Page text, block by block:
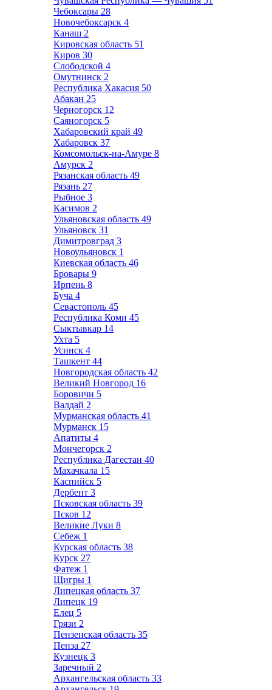
Чебоксары 28
Новочебоксарск 4
Канаш 2
Кировская область 51
Киров 30
Слободской 4
Омутнинск 2
Республика Хакасия 50
Абакан 25
Черногорск 12
Саяногорск 5
Хабаровский край 49
Хабаровск 37
Комсомольск-на-Амуре 8
Амурск 2
Рязанская область 49
Рязань 27
Рыбное 3
Касимов 2
Ульяновская область 49
Ульяновск 31
Димитровград 3
Новоульяновск 1
Киевская область 46
Бровары 9
Ирпень 8
Буча 4
Севастополь 45
Республика Коми 45
Сыктывкар 14
Ухта 5
Усинск 4
Ташкент 44
Новгородская область 42
Великий Новгород 16
Боровичи 5
Валдай 2
Мурманская область 41
Мурманск 15
Апатиты 4
Мончегорск 2
Республика Дагестан 40
Махачкала 15
Каспийск 5
Дербент 3
Псковская область 39
Псков 12
Великие Луки 8
Себеж 1
Курская область 38
Курск 27
Фатеж 1
Щигры 1
Липецкая область 37
Липецк 19
Елец 5
Грязи 2
Пензенская область 35
Пенза 27
Кузнецк 3
Заречный 2
Архангельская область 33